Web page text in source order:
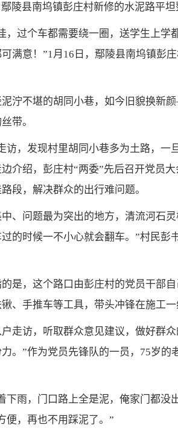
鄢陵县南坞镇彭庄村新修的水泥路平坦
，过个车都需要绕一圈，送学生上学
满意！”1月16日，鄢陵县南坞镇彭
泞不堪的胡同小巷，如今旧貌换新
带。
访，发现村里胡同小巷多为土路，一
介绍，彭庄村“两委”先后召开党员
段，解决群众的出行难问题。
、问题最为突出的地方，清流河石
的时候一不小心就会翻车。”村民彭
是，这个路口由彭庄村的党员干部
、手推车等工具，带头冲锋在施工一
走访，听取群众意见建议，做好群
。”作为党员先锋队的一员，75岁
下雨，门口路上全是泥，俺家门都没
便，再也不用踩泥了。”